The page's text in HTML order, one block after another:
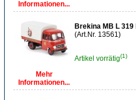
Informationen...
Mehr
Informationen...
Brekina MB L
(Art.Nr. 13561)
Artikel vorrätig(1)